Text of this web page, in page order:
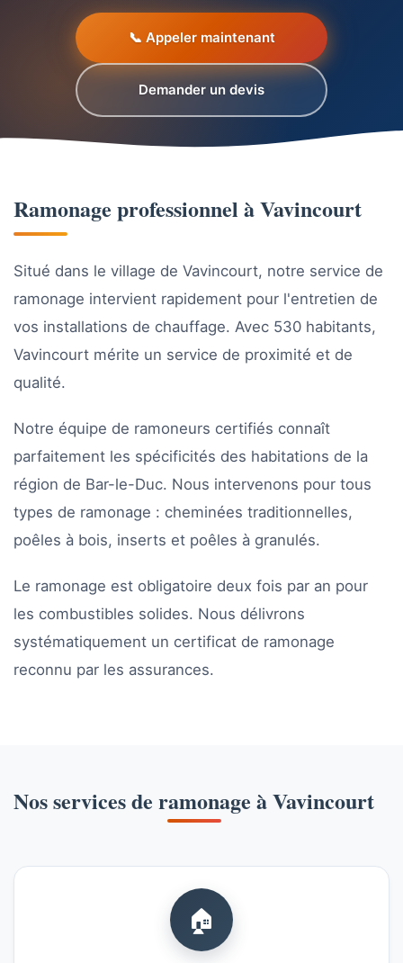
📞 Appeler maintenant
Demander un devis
Ramonage professionnel à Vavincourt
Situé dans le village de Vavincourt, notre service de
ramonage intervient rapidement pour l'entretien de
vos installations de chauffage. Avec 530 habitants,
Vavincourt mérite un service de proximité et de
qualité.
Notre équipe de ramoneurs certifiés connaît
parfaitement les spécificités des habitations de la
région de Bar-le-Duc. Nous intervenons pour tous
types de ramonage : cheminées traditionnelles,
poêles à bois, inserts et poêles à granulés.
Le ramonage est obligatoire deux fois par an pour
les combustibles solides. Nous délivrons
systématiquement un certificat de ramonage
reconnu par les assurances.
Nos services de ramonage à Vavincourt
🏠